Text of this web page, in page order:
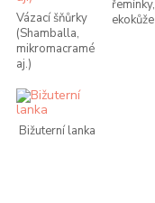
Vázací šňůrky
(Shamballa,
mikromacramé
aj.)
řemínky,
ekokůže
Bižuterní lanka